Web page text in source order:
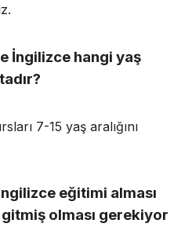
İngilizce hangi yaş
7-15 yaş aralığını
eğitimi alması
olması gerekiyor